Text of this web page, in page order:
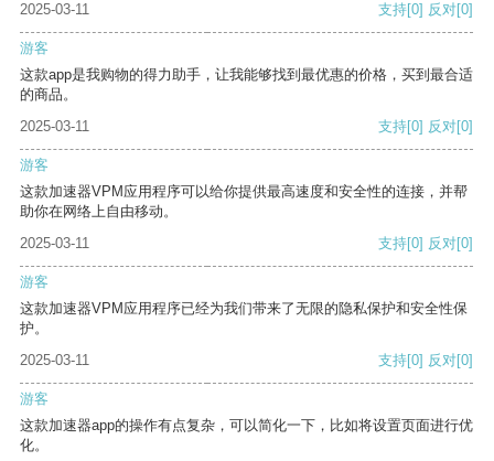
2025-03-11
支持[0] 反对[0]
游客
这款app是我购物的得力助手，让我能够找到最优惠的价格，买到最合适
的商品。
2025-03-11
支持[0] 反对[0]
游客
这款加速器VPM应用程序可以给你提供最高速度和安全性的连接，并帮
助你在网络上自由移动。
2025-03-11
支持[0] 反对[0]
游客
这款加速器VPM应用程序已经为我们带来了无限的隐私保护和安全性保
护。
2025-03-11
支持[0] 反对[0]
游客
这款加速器app的操作有点复杂，可以简化一下，比如将设置页面进行优
化。